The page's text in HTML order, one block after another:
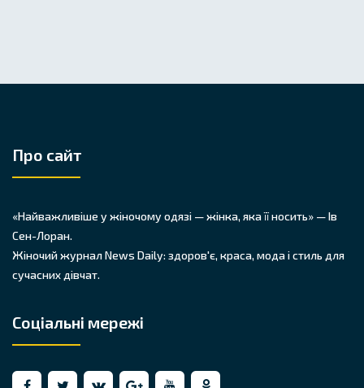
Про сайт
«Найважливіше у жіночому одязі — жінка, яка її носить» — Ів
Сен-Лоран.
Жіночий журнал News Daily: здоров'є, краса, мода і стиль для
сучасних дівчат.
Соціальні мережі